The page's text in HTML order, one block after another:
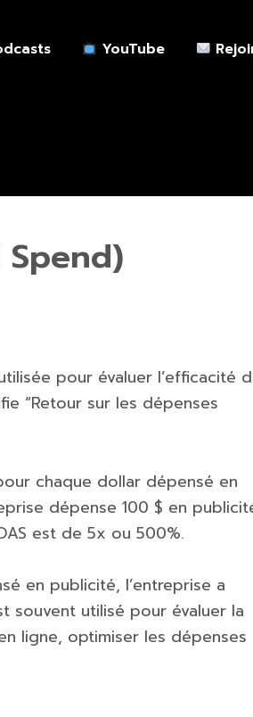
YouTube
pour évaluer l’efficacité
“Retour sur les dépenses
chaque dollar dépensé en
dépense 100 $ en
est de 5x ou 500%.
en publicité, l’entreprise a
souvent utilisé pour évaluer la
ligne, optimiser les dépenses